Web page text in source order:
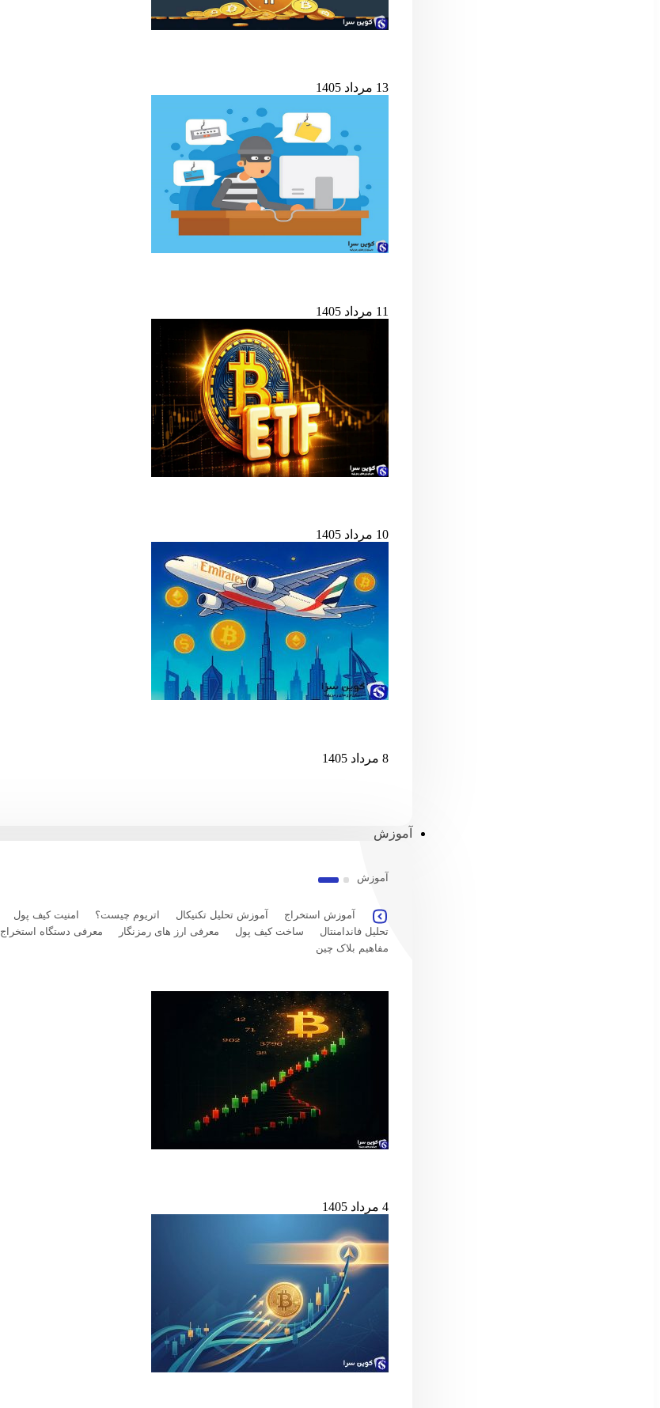
13 مرداد 1405
11 مرداد 1405
10 مرداد 1405
8 مرداد 1405
آموزش
آموزش
آموزش استخراج آموزش تحلیل تکنیکال اتریوم چیست؟ امنیت کیف پول
تحلیل فاندامنتال
ساخت کیف پول معرفی ارز های رمزنگار معرفی دستگاه استخراج
مفاهیم بلاک چین
4 مرداد 1405